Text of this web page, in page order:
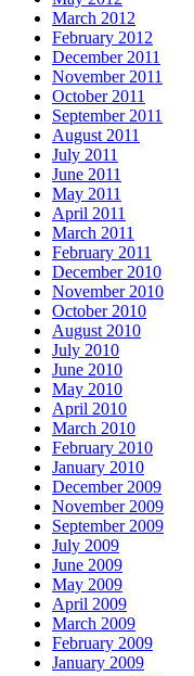
March 2012
February 2012
December 2011
November 2011
October 2011
September 2011
August 2011
July 2011
June 2011
May 2011
April 2011
March 2011
February 2011
December 2010
November 2010
October 2010
August 2010
July 2010
June 2010
May 2010
April 2010
March 2010
February 2010
January 2010
December 2009
November 2009
September 2009
July 2009
June 2009
May 2009
April 2009
March 2009
February 2009
January 2009